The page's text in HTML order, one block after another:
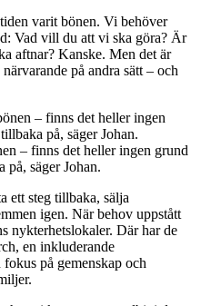
varit bönen. Vi behöver
Vad vill du att vi ska göra? Är
aftnar? Kanske. Men det är
på andra sätt – och
– finns det heller ingen grund
på, säger Johan.
ett steg tillbaka, sälja
igen. När behov uppstått
nykterhetslokaler. Där har de
en inkluderande
på gemenskap och